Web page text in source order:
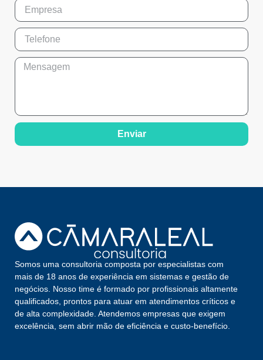
Enviar
Somos uma consultoria composta por especialistas com
mais de 18 anos de experiência em sistemas e gestão de
negócios. Nosso time é formado por profissionais altamente
qualificados, prontos para atuar em atendimentos críticos e
de alta complexidade. Atendemos empresas que exigem
excelência, sem abrir mão de eficiência e custo-benefício.